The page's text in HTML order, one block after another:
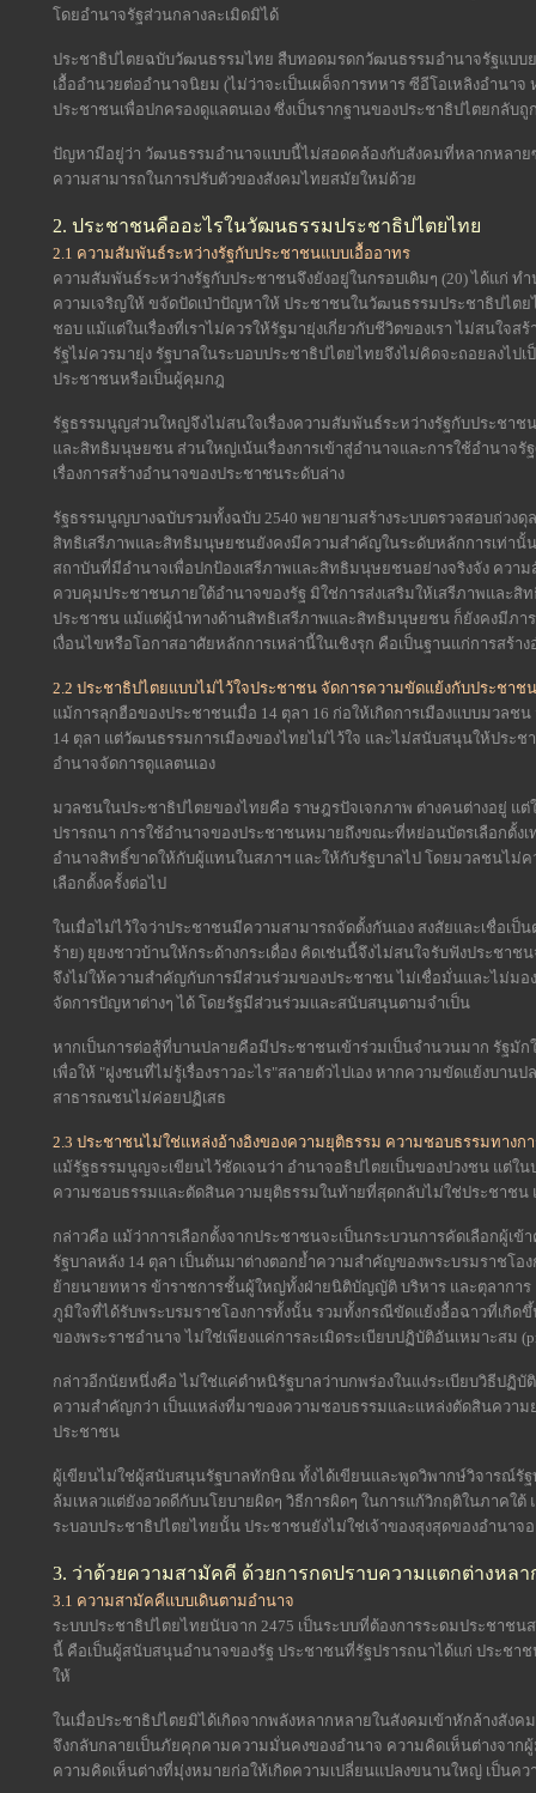
โดยอำนาจรัฐส่วนกลางละเมิดมิได้
ประชาธิปไตยฉบับวัฒนธรรมไทย สืบทอดมรดกวัฒนธรรมอำนาจรัฐแบบ
เอื้ออำนวยต่ออำนาจนิยม (ไม่ว่าจะเป็นเผด็จการทหาร ซีอีโอเหลิงอำนา
ประชาชนเพื่อปกครองดูแลตนเอง ซึ่งเป็นรากฐานของประชาธิปไตยกลับ
ปัญหามีอยู่ว่า วัฒนธรรมอำนาจแบบนี้ไม่สอดคล้องกับสังคมที่หลากหลา
ความสามารถในการปรับตัวของสังคมไทยสมัยใหม่ด้วย
2. ประชาชนคืออะไรในวัฒนธรรมประชาธิปไตยไทย
2.1 ความสัมพันธ์ระหว่างรัฐกับประชาชนแบบเอื้ออาทร
ความสัมพันธ์ระหว่างรัฐกับประชาชนจึงยังอยู่ในกรอบเดิมๆ (20) ได้แก่
ความเจริญให้ ขจัดปัดเป่าปัญหาให้ ประชาชนในวัฒนธรรมประชาธิปไต
ชอบ แม้แต่ในเรื่องที่เราไม่ควรให้รัฐมายุ่งเกี่ยวกับชีวิตของเรา ไม่สนใจ
รัฐไม่ควรมายุ่ง รัฐบาลในระบอบประชาธิปไตยไทยจึงไม่คิดจะถอยลงไ
ประชาชนหรือเป็นผู้คุมกฎ
รัฐธรรมนูญส่วนใหญ่จึงไม่สนใจเรื่องความสัมพันธ์ระหว่างรัฐกับประชา
และสิทธิมนุษยชน ส่วนใหญ่เน้นเรื่องการเข้าสู่อำนาจและการใช้อำนาจรั
เรื่องการสร้างอำนาจของประชาชนระดับล่าง
รัฐธรรมนูญบางฉบับรวมทั้งฉบับ 2540 พยายามสร้างระบบตรวจสอบถ่วง
สิทธิเสรีภาพและสิทธิมนุษยชนยังคงมีความสำคัญในระดับหลักการเท่านั้น
สถาบันที่มีอำนาจเพื่อปกป้องเสรีภาพและสิทธิมนุษยชนอย่างจริงจัง ควา
ควบคุมประชาชนภายใต้อำนาจของรัฐ มิใช่การส่งเสริมให้เสรีภาพและสิ
ประชาชน แม้แต่ผู้นำทางด้านสิทธิเสรีภาพและสิทธิมนุษยชน ก็ยังคงมีภาร
เงื่อนไขหรือโอกาสอาศัยหลักการเหล่านี้ในเชิงรุก คือเป็นฐานแก่การสร้า
2.2 ประชาธิปไตยแบบไม่ไว้ใจประชาชน จัดการความขัดแย้งกับประชาช
แม้การลุกฮือของประชาชนเมื่อ 14 ตุลา 16 ก่อให้เกิดการเมืองแบบมวล
14 ตุลา แต่วัฒนธรรมการเมืองของไทยไม่ไว้ใจ และไม่สนับสนุนให้ประ
อำนาจจัดการดูแลตนเอง
มวลชนในประชาธิปไตยของไทยคือ ราษฎรปัจเจกภาพ ต่างคนต่างอยู่ แ
ปรารถนา การใช้อำนาจของประชาชนหมายถึงขณะที่หย่อนบัตรเลือกตั้
อำนาจสิทธิ์ขาดให้กับผู้แทนในสภาฯ และให้กับรัฐบาลไป โดยมวลชนไม่
เลือกตั้งครั้งต่อไป
ในเมื่อไม่ไว้ใจว่าประชาชนมีความสามารถจัดตั้งกันเอง สงสัยและเชื่อเ
ร้าย) ยุยงชาวบ้านให้กระด้างกระเดื่อง คิดเช่นนี้จึงไม่สนใจรับฟังประชา
จึงไม่ให้ความสำคัญกับการมีส่วนร่วมของประชาชน ไม่เชื่อมั่นและไม่มอ
จัดการปัญหาต่างๆ ได้ โดยรัฐมีส่วนร่วมและสนับสนุนตามจำเป็น
หากเป็นการต่อสู้ที่บานปลายคือมีประชาชนเข้าร่วมเป็นจำนวนมาก รัฐมัก
เพื่อให้ "ฝูงชนที่ไม่รู้เรื่องราวอะไร"สลายตัวไปเอง หากความขัดแย้งบา
สาธารณชนไม่ค่อยปฏิเสธ
2.3 ประชาชนไม่ใช่แหล่งอ้างอิงของความยุติธรรม ความชอบธรรมทางก
แม้รัฐธรรมนูญจะเขียนไว้ชัดเจนว่า อำนาจอธิปไตยเป็นของปวงชน แต่
ความชอบธรรมและตัดสินความยุติธรรมในท้ายที่สุดกลับไม่ใช่ประชาชน
กล่าวคือ แม้ว่าการเลือกตั้งจากประชาชนจะเป็นกระบวนการคัดเลือกผู้เ
รัฐบาลหลัง 14 ตุลา เป็นต้นมาต่างตอกย้ำความสำคัญของพระบรมราชโอ
ย้ายนายทหาร ข้าราชการชั้นผู้ใหญ่ทั้งฝ่ายนิติบัญญัติ บริหาร และตุลากา
ภูมิใจที่ได้รับพระบรมราชโองการทั้งนั้น รวมทั้งกรณีขัดแย้งอื้อฉาวที่เกิด
ของพระราชอำนาจ ไม่ใช่เพียงแค่การละเมิดระเบียบปฏิบัติอันเหมาะสม
กล่าวอีกนัยหนึ่งคือ ไม่ใช่แค่ตำหนิรัฐบาลว่าบกพร่องในแง่ระเบียบวิธีปฏิ
ความสำคัญกว่า เป็นแหล่งที่มาของความชอบธรรมและแหล่งตัดสินความ
ประชาชน
ผู้เขียนไม่ใช่ผู้สนับสนุนรัฐบาลทักษิณ ทั้งได้เขียนและพูดวิพากษ์วิจารณ์รั
ล้มเหลวแต่ยังอวดดีกับนโยบายผิดๆ วิธีการผิดๆ ในการแก้วิกฤติในภาคใต้
ระบอบประชาธิปไตยไทยนั้น ประชาชนยังไม่ใช่เจ้าของสุงสุดของอำนา
3. ว่าด้วยความสามัคคี ด้วยการกดปราบความแตกต่างหลา
3.1 ความสามัคคีแบบเดินตามอำนาจ
ระบบประชาธิปไตยไทยนับจาก 2475 เป็นระบบที่ต้องการระดมประชา
นี้ คือเป็นผู้สนับสนุนอำนาจของรัฐ ประชาชนที่รัฐปรารถนาได้แก่ ประชา
ให้
ในเมื่อประชาธิปไตยมิได้เกิดจากพลังหลากหลายในสังคมเข้าหักล้างสัง
จึงกลับกลายเป็นภัยคุกคามความมั่นคงของอำนาจ ความคิดเห็นต่างจาก
ความคิดเห็นต่างที่มุ่งหมายก่อให้เกิดความเปลี่ยนแปลงขนานใหญ่ เป็นค